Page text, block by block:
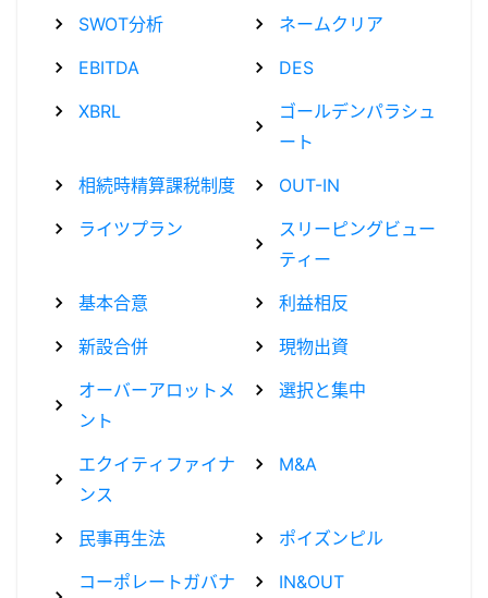
SWOT分析
ネームクリア
EBITDA
DES
XBRL
ゴールデンパラシュ
ート
相続時精算課税制度
OUT-IN
ライツプラン
スリーピングビュー
ティー
基本合意
利益相反
新設合併
現物出資
オーバーアロットメ
ント
選択と集中
エクイティファイナ
ンス
M&A
民事再生法
ポイズンピル
コーポレートガバナ
IN&OUT